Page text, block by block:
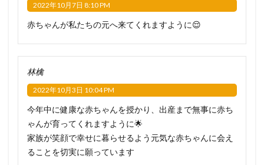
2022年10月7日 8:10 PM
赤ちゃんが私たちの元へ来てくれますように😌
林檎
2022年10月3日 10:04 PM
今年中に健康な赤ちゃんを授かり、出産まで無事に赤ち
ゃんが育ってくれますように🌟
家族が笑顔で幸せに暮らせるよう元気な赤ちゃんに会え
ることを切実に願っています